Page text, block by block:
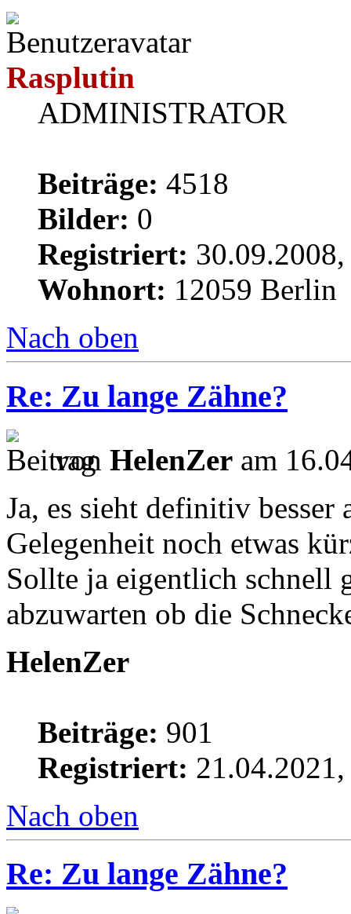
Rasplutin
ADMINISTRATOR
Beiträge: 4518
Bilder: 0
Registriert:
Wohnort: 12059 Berlin
Nach oben
Re: Zu lange Zähne?
von HelenZer am
Ja, es sieht definitiv
Gelegenheit noch etwas
Sollte ja eigentlich schnell
abzuwarten ob die
HelenZer
Beiträge: 901
Registriert:
Nach oben
Re: Zu lange Zähne?